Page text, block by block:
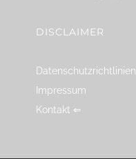
DISCLAIMER
Datenschutzrichtlinien
Impressum
Kontakt ⇐